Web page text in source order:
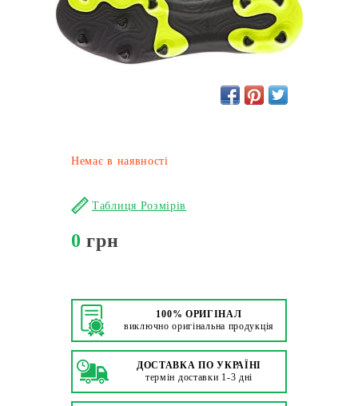
Немає в наявності
Таблиця Розмірів
0 грн
100% ОРИГІНАЛ
виключно оригінальна продукція
ДОСТАВКА ПО УКРАЇНІ
термін доставки 1-3 дні